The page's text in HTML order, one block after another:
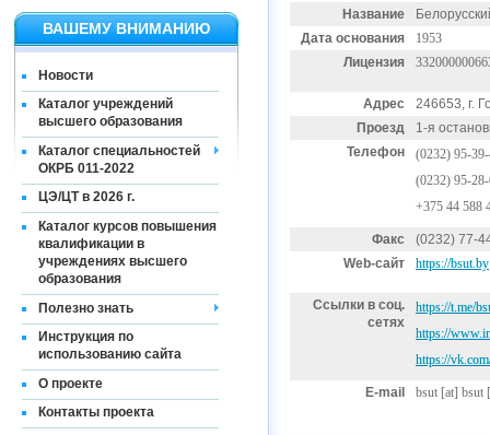
ВАШЕМУ ВНИМАНИЮ
Новости
Каталог учреждений
высшего образования
Каталог специальностей
ОКРБ 011-2022
ЦЭ/ЦТ в 2026 г.
Каталог курсов повышения
квалификации в
учреждениях высшего
образования
Полезно знать
Инструкция по
использованию сайта
О проекте
Контакты проекта
Название
Дата основания
1953
Лицензия
Адрес
246653, г.
Проезд
1-я
Телефон
(0232) 95-
(0232) 95-
+375 44 588
Факс
(0232) 77-
Web-сайт
https://bsut.by
Ссылки в соц.
сетях
https://t.me/
https://
https://
E-mail bsut [at] bsut